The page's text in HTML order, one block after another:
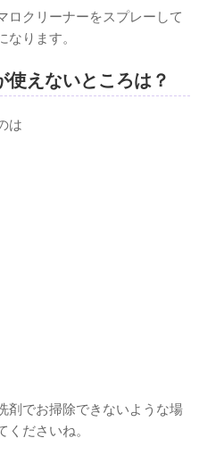
ロクリーナーをスプレーして
ります。
使えないところは？
は
剤でお掃除できないような場
ださいね。